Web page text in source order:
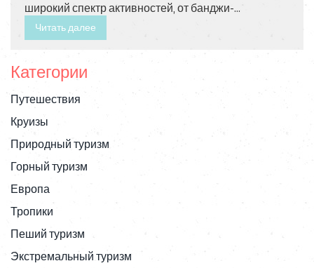
широкий спектр активностей, от банджи-
джампинга до кайтсерфинга, которые требуют не
только физической подготовки, но и смелости.
местах на планете, добавляя захватывающие и
Читать далее
Категории
Путешествия
Круизы
Природный туризм
Горный туризм
Европа
Тропики
Пеший туризм
Экстремальный туризм